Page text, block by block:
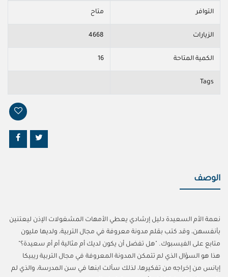
التوافر متاح
الزيارات 4668
الكمية المتاحة 16
Tags
الوصف
نعمة الأم السعيدة دليل إرشادي يعطي الأمهات المشغولات الإذن ليعتنين
بأنفسهن، وقد كتب بقلم مدونة معروفة في مجال التربية، ولديها مليون
متابع على الفيسبوك. "هل تفضل أن يكون لديك أم مثالية أم أم سعيدة؟"
هذا هو السؤال الذي لم تتمكن المدونة المعروفة في مجال التربية ريبيكا
إيانس من إخراجه من تفكيرها، لذلك سألت ابنها في سن المدرسة، والذي لم